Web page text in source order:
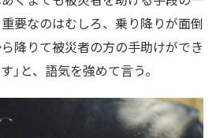
要なのはむしろ、乗り降りが面倒
降りて被災者の方の手助けができ
」と、語気を強めて言う。